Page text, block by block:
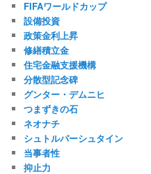
FIFAワールドカップ
設備投資
政策金利上昇
修繕積立金
住宅金融支援機構
分散型記念碑
グンター・デムニヒ
つまずきの石
ネオナチ
シュトルパーシュタイン
当事者性
抑止力